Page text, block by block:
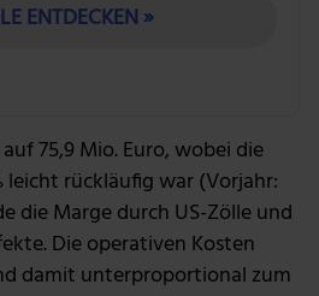
ENTDECKEN »
75,9 Mio. Euro, wobei die
leicht rückläufig war (Vorjahr:
die Marge durch US-Zölle und
Die operativen Kosten
damit unterproportional zum